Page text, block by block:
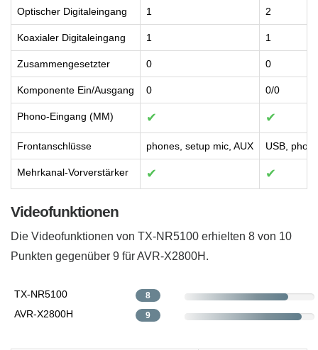
Optischer Digitaleingang 1 2
Koaxialer Digitaleingang 1 1
Zusammengesetzter 0 0
Komponente Ein/Ausgang 0 0/0
Phono-Eingang (MM) ✔ ✔
Frontanschlüsse phones, setup mic, AUX USB,
Mehrkanal-Vorverstärker ✔ ✔
Videofunktionen
Die Videofunktionen von TX-NR5100 erhielten 8 von 10
Punkten gegenüber 9 für AVR-X2800H.
TX-NR5100 8
AVR-X2800H 9